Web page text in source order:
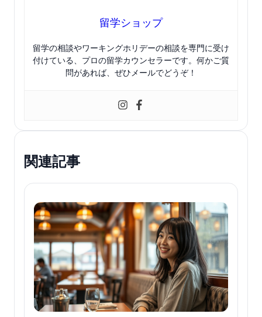
留学ショップ
留学の相談やワーキングホリデーの相談を専門に受け
付けている、プロの留学カウンセラーです。何かご質
問があれば、ぜひメールでどうぞ！
関連記事